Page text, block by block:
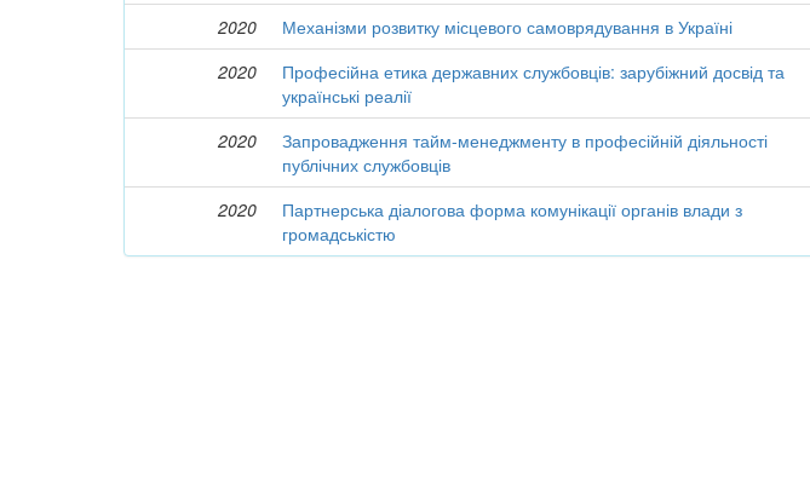
2020 Механізми розвитку місцевого самоврядування в Україні
2020
Професійна етика державних службовців: зарубіжний досвід та
українські реалії
2020
Запровадження тайм-менеджменту в професійній діяльності
публічних службовців
2020
Партнерська діалогова форма комунікації органів влади з
громадськістю